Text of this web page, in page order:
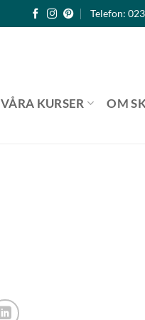
Telefon:
VÅRA KURSER OM